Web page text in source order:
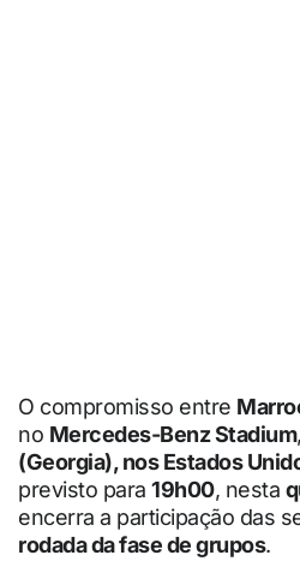
O compromisso entre
no Mercedes-Benz Stadium
(Georgia), nos Estados
previsto para 19h00, nesta
encerra a participação das
rodada da fase de grupos.